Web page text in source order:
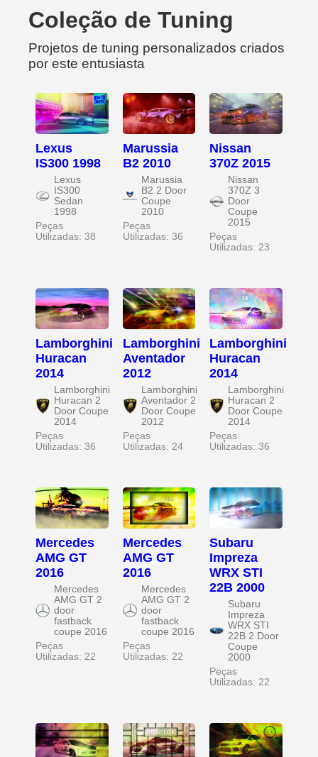
Coleção de Tuning
Projetos de tuning personalizados criados
por este entusiasta
Lexus
IS300 1998
Lexus
IS300
Sedan
1998
Peças
Utilizadas: 38
Marussia
B2 2010
Marussia
B2 2 Door
Coupe
2010
Peças
Utilizadas: 36
Nissan
370Z 2015
Nissan
370Z 3
Door
Coupe
2015
Peças
Utilizadas: 23
Lamborghini
Huracan
2014
Lamborghini
Huracan 2
Door Coupe
2014
Peças
Utilizadas: 36
Lamborghini
Aventador
2012
Lamborghini
Aventador 2
Door Coupe
2012
Peças
Utilizadas: 24
Lamborghini
Huracan
2014
Lamborghini
Huracan 2
Door Coupe
2014
Peças
Utilizadas: 36
Mercedes
AMG GT
2016
Mercedes
AMG GT 2
door
fastback
coupe 2016
Peças
Utilizadas: 22
Mercedes
AMG GT
2016
Mercedes
AMG GT 2
door
fastback
coupe 2016
Peças
Utilizadas: 22
Subaru
Impreza
WRX STI
22B 2000
Subaru
Impreza
WRX STI
22B 2 Door
Coupe
2000
Peças
Utilizadas: 22